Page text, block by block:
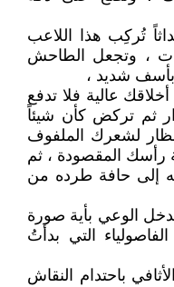
تُركِب هذا اللاعب
، وتجعل الطاحش
شديد ،
عالية فلا تدفع
ثم تركض كأن شيئاً
لشعرك الملفوف
رأسك المقصودة ، ثم
إلى حافة طرده من
الوعي بأية صورة
التي بدأتُ
باحتدام النقاش